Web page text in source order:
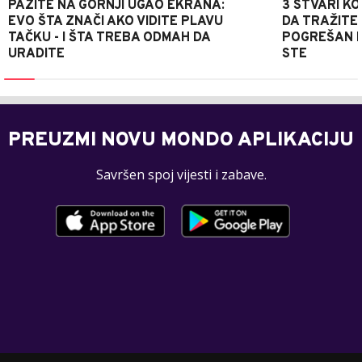
PAZITE NA GORNJI UGAO EKRANA:
EVO ŠTA ZNAČI AKO VIDITE PLAVU
TAČKU - I ŠTA TREBA ODMAH DA
URADITE
3 STVARI
DA TRAŽITE
POGREŠAN
STE
PREUZMI NOVU MONDO APLIKACIJU
Savršen spoj vijesti i zabave.